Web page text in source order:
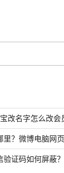
改名字怎么改会
？微博电脑网
证码如何屏蔽